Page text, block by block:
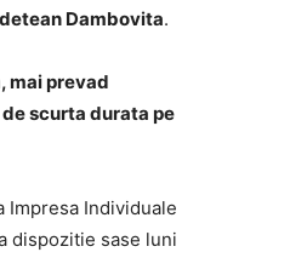
Dambovita.
mai prevad
scurta durata pe
Impresa Individuale
dispozitie sase luni